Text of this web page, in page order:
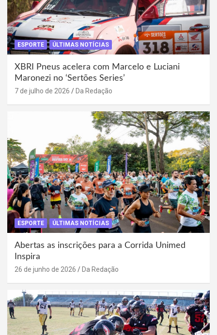
ESPORTE ÚLTIMAS NOTÍCIAS
XBRI Pneus acelera com Marcelo e Luciani
Maronezi no ‘Sertões Series’
7 de julho de 2026 Da Redação
ESPORTE ÚLTIMAS NOTÍCIAS
Abertas as inscrições para a Corrida Unimed
Inspira
26 de junho de 2026 Da Redação